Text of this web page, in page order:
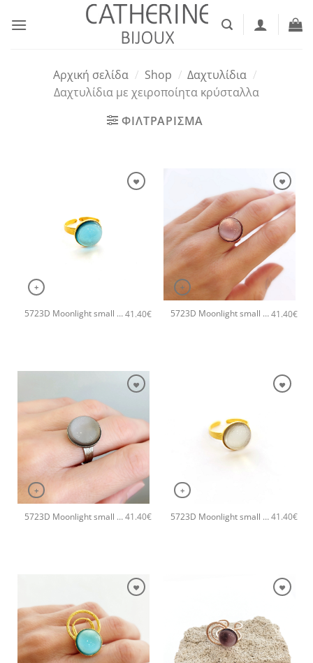
στο
Αρχική σελίδα / Shop / Δαχτυλίδια /
Δαχτυλίδια με χειροποίητα κρύσταλλα
ΦΙΛΤΡΑΡΙΣΜΑ
+
5723D Moonlight small χειροποίητο δαχτυλιδι Catherine bijoux Τυρκουάζ41.40€
+
5723D Moonlight small χειροποίητο δαχτυλιδι Catherine bijoux Μωβ41.40€
+
5723D Moonlight small χειροποίητο δαχτυλιδι Catherine bijoux Γκρι41.40€
+
5723D Moonlight small χειροποίητο δαχτυλιδι Catherine bijoux Άσπρο41.40€